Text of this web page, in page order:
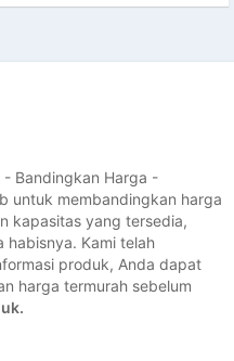
- Bandingkan Harga -
untuk membandingkan harga
kapasitas yang tersedia,
Kami telah
produk, Anda dapat
harga termurah sebelum